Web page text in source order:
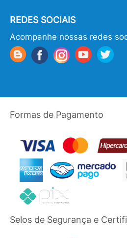
REDES SOCIAIS
Acompanhe nossas redes
Formas de Pagamento
Selos de Segurança e